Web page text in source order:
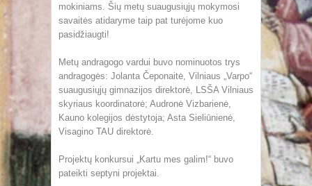
mokiniams. Šių metų suaugusiųjų mokymosi
savaitės atidaryme taip pat turėjome kuo
pasidžiaugti!
Metų andragogo vardui buvo nominuotos trys
andragogės: Jolanta Čeponaitė, Vilniaus „Varpo“
suaugusiųjų gimnazijos direktorė, LSŠA Vilniaus
skyriaus koordinatorė; Audronė Vizbarienė,
Kauno kolegijos dėstytoja; Asta Sieliūnienė,
Visagino TAU direktorė.
Projektų konkursui „Kartu mes galim!“ buvo
pateikti septyni projektai.